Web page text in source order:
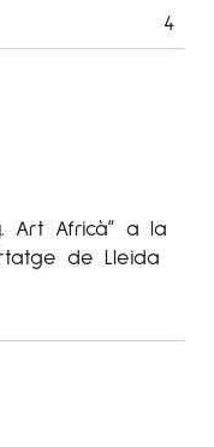
4
Art Africà” a la
de Lleida